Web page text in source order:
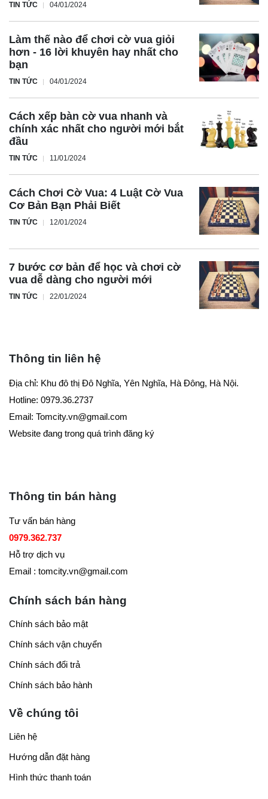
TIN TỨC 04/01/2024
Làm thế nào để chơi cờ vua giỏi
hơn - 16 lời khuyên hay nhất cho
bạn
TIN TỨC 04/01/2024
Cách xếp bàn cờ vua nhanh và
chính xác nhất cho người mới bắt
đầu
TIN TỨC 11/01/2024
Cách Chơi Cờ Vua: 4 Luật Cờ Vua
Cơ Bản Bạn Phải Biết
TIN TỨC 12/01/2024
7 bước cơ bản để học và chơi cờ
vua dễ dàng cho người mới
TIN TỨC 22/01/2024
Thông tin liên hệ
Địa chỉ: Khu đô thị Đô Nghĩa, Yên Nghĩa, Hà Đông, Hà Nội.
Hotline: 0979.36.2737
Email: Tomcity.vn@gmail.com
Website đang trong quá trình đăng ký
Thông tin bán hàng
Tư vấn bán hàng
0979.362.737
Hỗ trợ dịch vụ
Email : tomcity.vn@gmail.com
Chính sách bán hàng
Chính sách bảo mật
Chính sách vận chuyển
Chính sách đổi trả
Chính sách bảo hành
Về chúng tôi
Liên hệ
Hướng dẫn đặt hàng
Hình thức thanh toán